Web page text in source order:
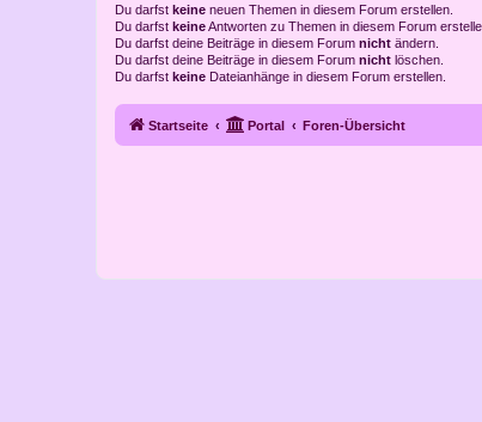
Du darfst keine neuen Themen in diesem Forum erstellen.
Du darfst keineAntworten zu Themen in diesem Forum
Du darfst deine Beiträge in diesem Forum nicht ändern.
Du darfst deine Beiträge in diesem Forum nicht löschen.
Du darfst keine Dateianhänge in diesem Forum erstellen.
Startseite Portal Foren-Übersicht